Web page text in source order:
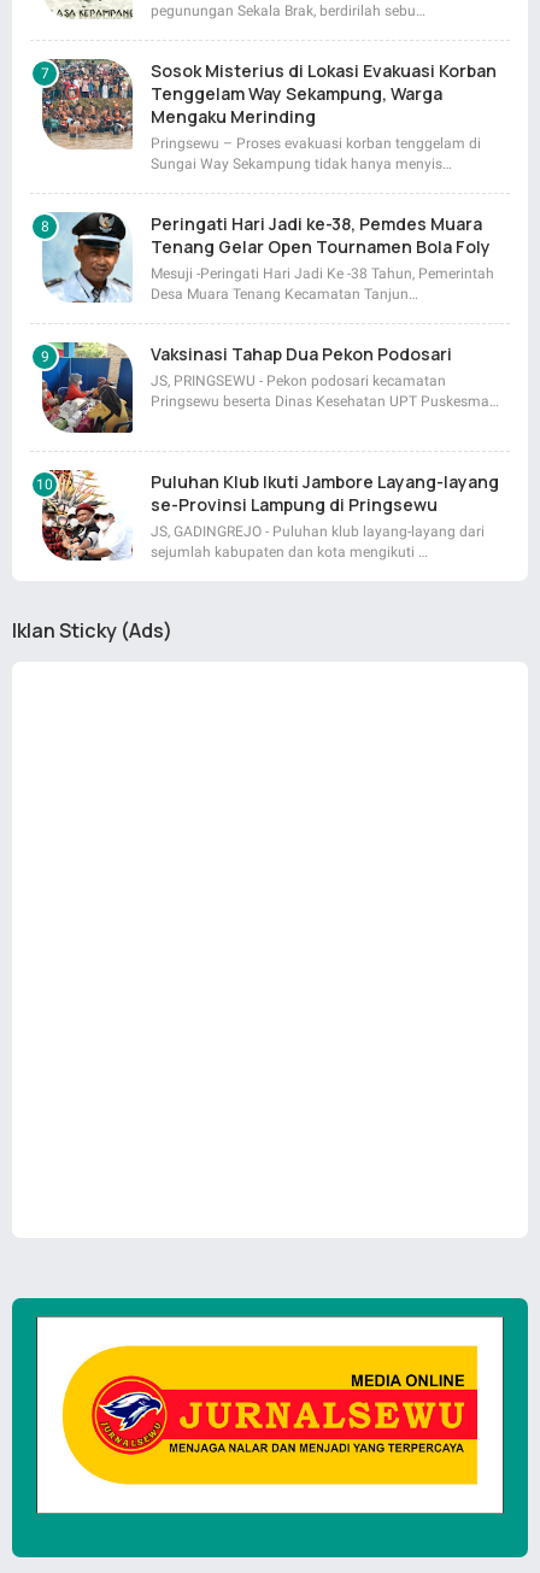
pegunungan Sekala Brak, berdirilah sebu…
Sosok Misterius di Lokasi Evakuasi Korban
Tenggelam Way Sekampung, Warga
Mengaku Merinding
Pringsewu – Proses evakuasi korban tenggelam di
Sungai Way Sekampung tidak hanya menyis…
Peringati Hari Jadi ke-38, Pemdes Muara
Tenang Gelar Open Tournamen Bola Foly
Mesuji -Peringati Hari Jadi Ke -38 Tahun, Pemerintah
Desa Muara Tenang Kecamatan Tanjun…
Vaksinasi Tahap Dua Pekon Podosari
JS, PRINGSEWU - Pekon podosari kecamatan
Pringsewu beserta Dinas Kesehatan UPT Puskesma…
Puluhan Klub Ikuti Jambore Layang-layang
se-Provinsi Lampung di Pringsewu
JS, GADINGREJO - Puluhan klub layang-layang dari
sejumlah kabupaten dan kota mengikuti …
Iklan Sticky (Ads)